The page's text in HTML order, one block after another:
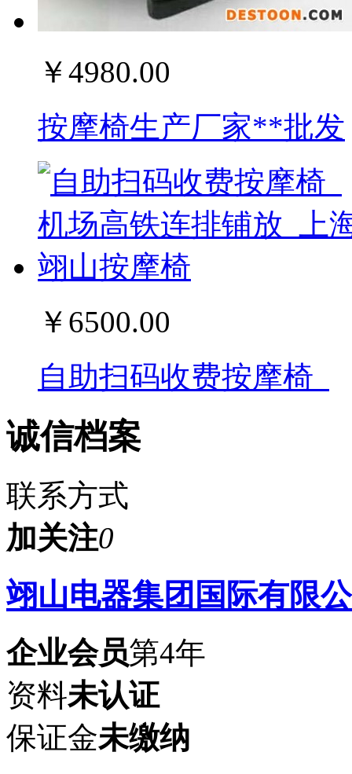
￥4980.00
按摩椅生产厂家**批发
￥6500.00
自助扫码收费按摩椅_
诚信档案
联系方式
加关注0
翊山电器集团国际有限
企业会员第4年
资料未认证
保证金未缴纳